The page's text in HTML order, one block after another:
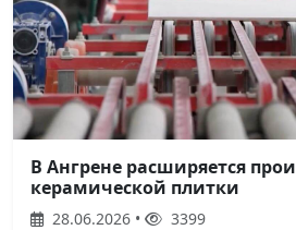
В Ангрене расширяется
керамической плитки
28.06.2026 • 3399